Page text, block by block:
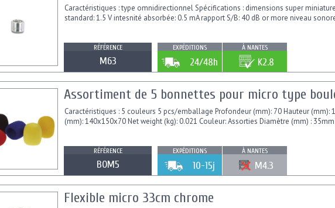
Caractéristiques : type omnidirectionnel Spécifications : dimensions super
standard: 1.5 V intesnité absorbée: 0.5 mA rapport S/B: 40 dB or more niveau
RÉFÉRENCE
M63
EXPÉDITIONS
24/48h
À NANTES
K2.8
Assortiment de 5 bonnettes pour micro type
Caractéristiques : 5 couleurs 5 pcs/emballage Profondeur (mm): 70 Hauteur (mm):
(mm): 140x150x70 Net weight (kg): 0.021 Couleur: Assorties Diamètre (mm) : 35mm
RÉFÉRENCE
BOM5
EXPÉDITIONS
10-15j
À NANTES
M4.3
Flexible micro 33cm chrome